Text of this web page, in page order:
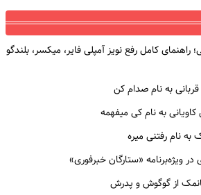
کامل رفع نویز آمپلی فایر، میکسر، بلندگو
به نام صدام کن
به نام کی میفهمه
به نام رفتنی میره
ویژه‌برنامه «ستارگان خبرفوری»
از گوگوش و پدرش